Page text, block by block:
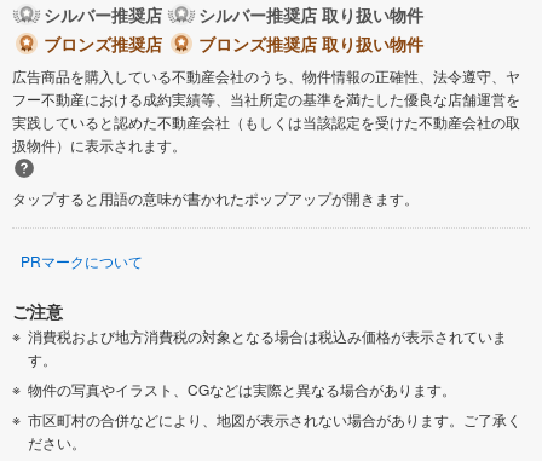
シルバー推奨店
シルバー推奨店 取り扱い物件
ブロンズ推奨店
ブロンズ推奨店 取り扱い物件
広告商品を購入している不動産会社のうち、物件情報の正確性、法令遵守、ヤ
フー不動産における成約実績等、当社所定の基準を満たした優良な店舗運営を
実践していると認めた不動産会社（もしくは当該認定を受けた不動産会社の取
扱物件）に表示されます。
タップすると用語の意味が書かれたポップアップが開きます。
PRマークについて
ご注意
消費税および地方消費税の対象となる場合は税込み価格が表示されていま
す。
物件の写真やイラスト、CGなどは実際と異なる場合があります。
市区町村の合併などにより、地図が表示されない場合があります。ご了承く
ださい。